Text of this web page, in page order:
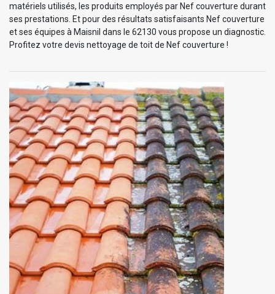
matériels utilisés, les produits employés par Nef couverture durant
ses prestations. Et pour des résultats satisfaisants Nef couverture
et ses équipes à Maisnil dans le 62130 vous propose un diagnostic.
Profitez votre devis nettoyage de toit de Nef couverture !